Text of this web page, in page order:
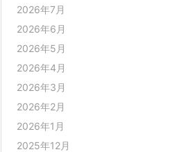
2026年7月
2026年6月
2026年5月
2026年4月
2026年3月
2026年2月
2026年1月
2025年12月